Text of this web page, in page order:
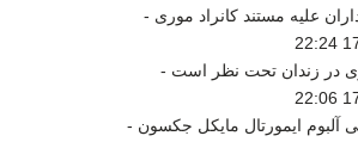
علیه مستند کانراد موری -
در زندان تحت نظر است -
آلبوم ایمورتال مایکل جکسون -